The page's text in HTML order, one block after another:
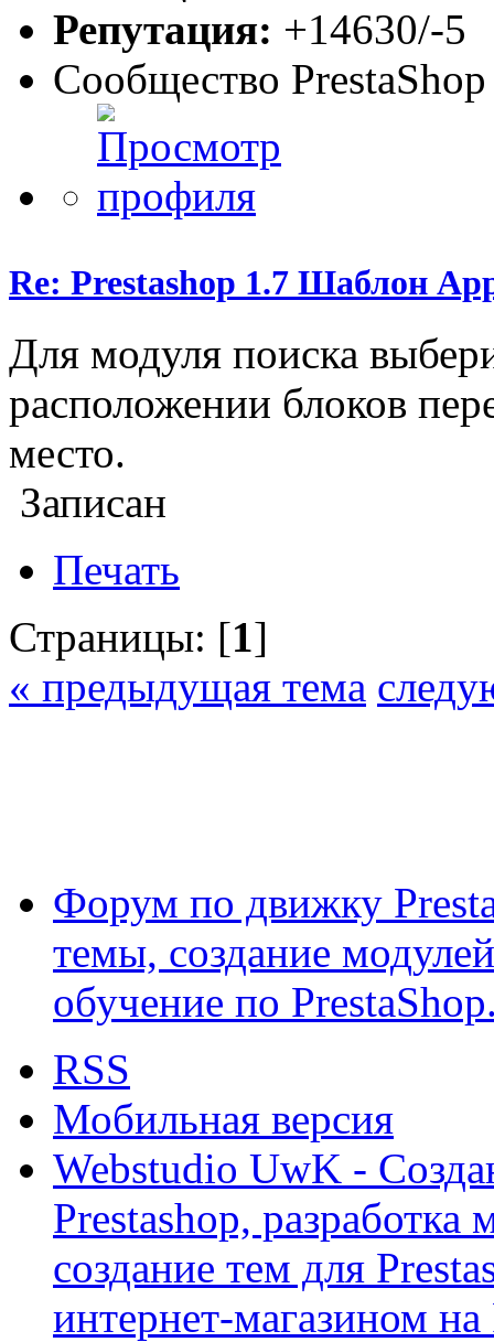
Репутация: +14630/-5
Сообщество PrestaShop
Re: Prestashop 1.7 Шаблон
Для модуля поиска
расположении блоков
место.
Записан
Печать
Страницы: [1]
« предыдущая тема
Форум по движку
темы, создание
обучение по
RSS
Мобильная версия
Webstudio UwK -
Prestashop, разработка
создание тем для
интернет-магазином на